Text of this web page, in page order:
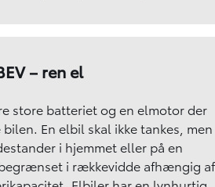
– ren el
store batteriet og en elmotor der
En elbil skal ikke tankes, men
i hjemmet eller på en
i rækkevidde afhængig af